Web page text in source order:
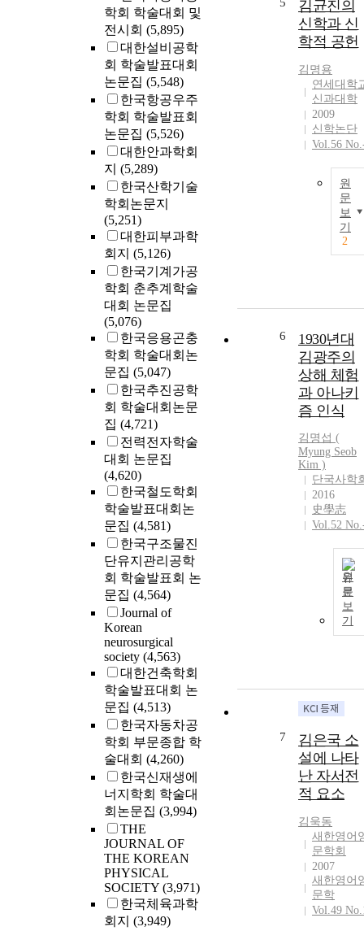
학회 학술대회 및
전시회 (5,895)
대한설비공학
회 학술발표대회
논문집 (5,548)
한국항공우주
학회 학술발표회
논문집 (5,526)
대한안과학회
지 (5,289)
한국산학기술
학회논문지
(5,251)
대한피부과학
회지 (5,126)
한국기계가공
학회 춘추계학술
대회 논문집
(5,076)
한국응용곤충
학회 학술대회논
문집 (5,047)
한국추진공학
회 학술대회논문
집 (4,721)
전력전자학술
대회 논문집
(4,620)
한국철도학회
학술발표대회논
문집 (4,581)
한국구조물진
단유지관리공학
회 학술발표회 논
문집 (4,564)
Journal of
Korean
neurosurgical
society (4,563)
대한건축학회
학술발표대회 논
문집 (4,513)
한국자동차공
학회 부문종합 학
술대회 (4,260)
한국신재생에
너지학회 학술대
회논문집 (3,994)
THE
JOURNAL OF
THE KOREAN
PHYSICAL
SOCIETY (3,971)
한국체육과학
회지 (3,949)
5
김균진의
신학과 신
학적 공헌
김명용
연세대학
신과대학
2009
신학논단
Vol.56
원
문
보
기
2
6
1930년대
김광주의
상해 체험
과 아나키
즘 인식
김명섭 (
Myung Seob
Kim )
단국사학
2016
史學志
Vol.52
원
문
보
기
7
김은국 소
설에 나타
난 자서전
적 요소
김욱동
새한영어
문학회
2007
새한영어
문학
Vol.49